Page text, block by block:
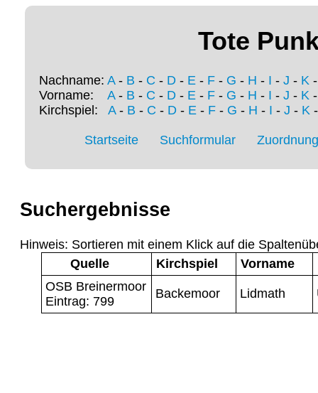
Tote
Nachname: A- B - C - D - E - F - G - H - I - J - K
Vorname: A- B - C - D - E - F - G - H - I - J - K
Kirchspiel: A- B - C - D- E- F- G - H - I - J - K
Startseite Suchformular
Suchergebnisse
Hinweis: Sortieren mit einem Klick auf die
Quelle
Kirchspiel Vorname
OSB Breinermoor
Eintrag: 799
Backemoor Lidmath